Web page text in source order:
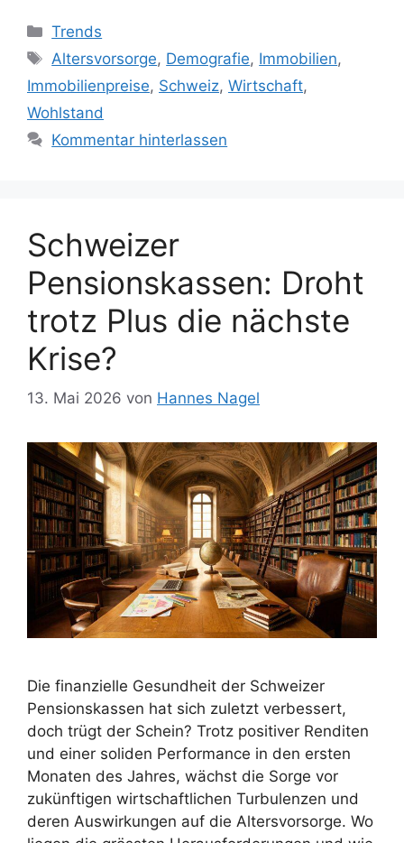
Kategorien
Trends
Schlagwörter
Altersvorsorge, Demografie, Immobilien,
Immobilienpreise, Schweiz, Wirtschaft,
Wohlstand
Kommentar hinterlassen
Schweizer
Pensionskassen: Droht
trotz Plus die nächste
Krise?
13. Mai 2026 von Hannes Nagel
Die finanzielle Gesundheit der Schweizer
Pensionskassen hat sich zuletzt verbessert,
doch trügt der Schein? Trotz positiver Renditen
und einer soliden Performance in den ersten
Monaten des Jahres, wächst die Sorge vor
zukünftigen wirtschaftlichen Turbulenzen und
deren Auswirkungen auf die Altersvorsorge. Wo